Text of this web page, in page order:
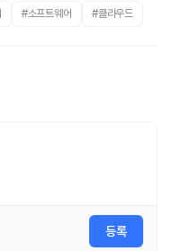
#소프트웨어 #클라우드
등록